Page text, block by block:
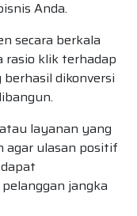
Anda.
secara berkala
rasio klik terhadap
dikonversi
layanan yang
agar ulasan positif
jangka